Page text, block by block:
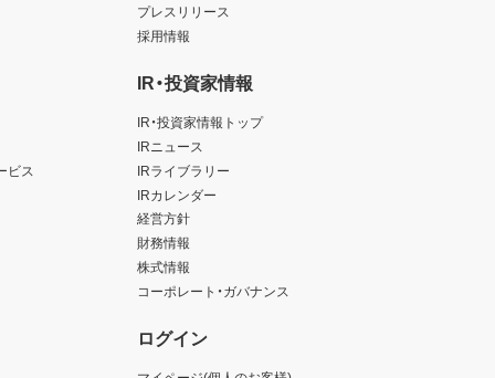
ビス
プレスリリース
採用情報
IR・投資家情報
IR・投資家情報トップ
IRニュース
IRライブラリー
IRカレンダー
経営方針
財務情報
株式情報
コーポレート・ガバナンス
ログイン